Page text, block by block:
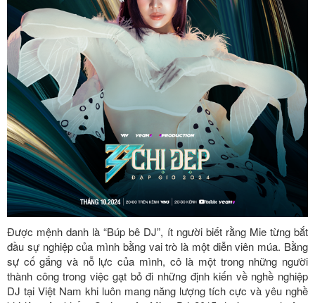
Được mệnh danh là “Búp bê DJ”, ít người biết rằng Mie từng bắt
đầu sự nghiệp của mình bằng vai trò là một diễn viên múa. Bằng
sự cố gắng và nỗ lực của mình, cô là một trong những người
thành công trong việc gạt bỏ đi những định kiến về nghề nghiệp
DJ tại Việt Nam khi luôn mang năng lượng tích cực và yêu nghề